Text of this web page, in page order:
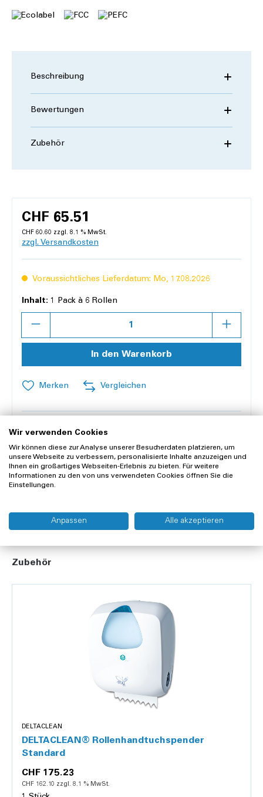
Beschreibung
Bewertungen
Zubehör
CHF 65.51
CHF 60.60 zzgl. 8.1 % MwSt.
zzgl. Versandkosten
Voraussichtliches Lieferdatum: Mo, 17.08.2026
Inhalt: 1 Pack à 6 Rollen
In den Warenkorb
Merken Vergleichen
Offerte anfragen
Lieferung und Rücksendung
Widerrufsrecht
Zubehör
DELTACLEAN
DELTACLEAN® Rollenhandtuchspender
Standard
CHF 175.23
CHF 162.10 zzgl. 8.1 % MwSt.
Wir verwenden Cookies
Wir können diese zur Analyse unserer Besucherdaten platzieren, um
unsere Webseite zu verbessern, personalisierte Inhalte anzuzeigen und
Ihnen ein großartiges Webseiten-Erlebnis zu bieten. Für weitere
Informationen zu den von uns verwendeten Cookies öffnen Sie die
Einstellungen.
Anpassen Alle akzeptieren